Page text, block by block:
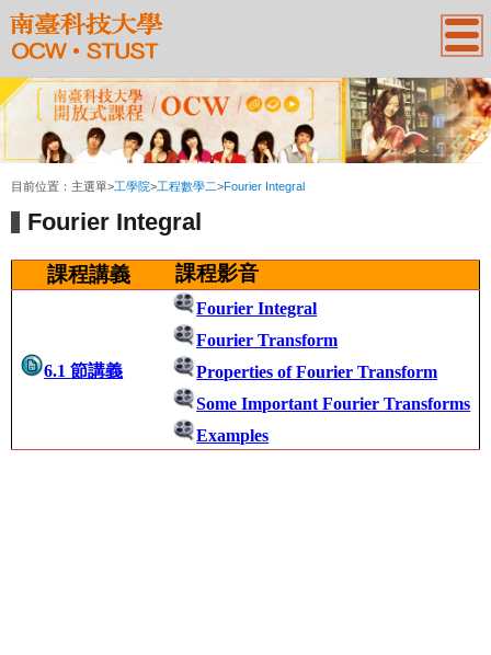
:::
目前位置： 主選單>工學院>工程數學二>Fourier Integral
Fourier Integral
課程講義 課程影音
6.1節講義
Fourier Integral
Fourier Transform
Properties of Fourier Transform
Some Important Fourier Transforms
Examples